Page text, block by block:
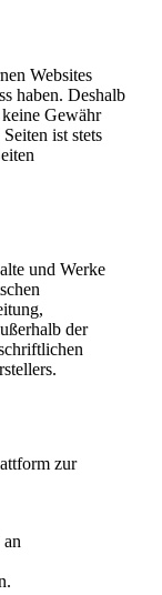
Websites
haben. Deshalb
Gewähr
ist stets
und Werke
der
zur